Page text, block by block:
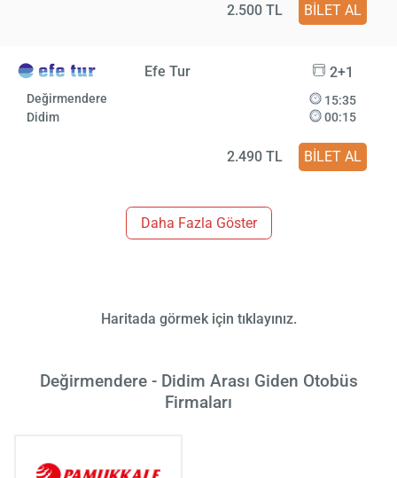
2.500 TL BİLET AL
Efe Tur 2+1
Değirmendere
Didim
15:35
00:15
2.490 TL BİLET AL
Daha Fazla Göster
Haritada görmek için tıklayınız.
Değirmendere - Didim Arası Giden Otobüs
Firmaları